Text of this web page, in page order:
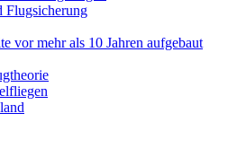
Flugsicherung
vor mehr als 10 Jahren aufgebaut